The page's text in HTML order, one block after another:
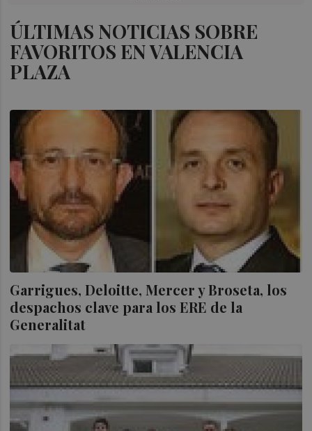
ÚLTIMAS NOTICIAS SOBRE
FAVORITOS EN VALENCIA
PLAZA
Garrigues, Deloitte, Mercer y Broseta, los
despachos clave para los ERE de la
Generalitat